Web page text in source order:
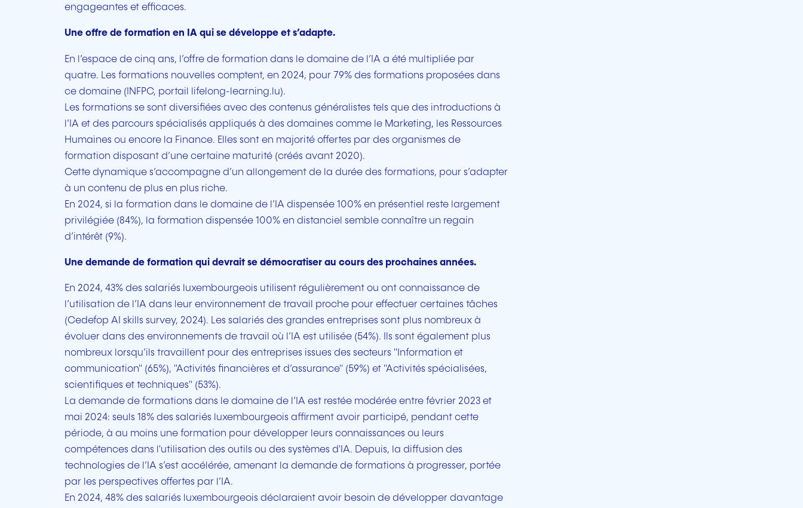
engageantes et efficaces.
Une offre de formation en IA qui se développe et s’adapte.
En l’espace de cinq ans, l’offre de formation dans le domaine de l’IA a été multipliée par
quatre. Les formations nouvelles comptent, en 2024, pour 79% des formations proposées dans
ce domaine (INFPC, portail lifelong-learning.lu).
Les formations se sont diversifiées avec des contenus généralistes tels que des introductions à
l’IA et des parcours spécialisés appliqués à des domaines comme le Marketing, les Ressources
Humaines ou encore la Finance. Elles sont en majorité offertes par des organismes de
formation disposant d’une certaine maturité (créés avant 2020).
Cette dynamique s’accompagne d’un allongement de la durée des formations, pour s’adapter
à un contenu de plus en plus riche.
En 2024, si la formation dans le domaine de l’IA dispensée 100% en présentiel reste largement
privilégiée (84%), la formation dispensée 100% en distanciel semble connaître un regain
d’intérêt (9%).
Une demande de formation qui devrait se démocratiser au cours des prochaines années.
En 2024, 43% des salariés luxembourgeois utilisent régulièrement ou ont connaissance de
l’utilisation de l’IA dans leur environnement de travail proche pour effectuer certaines tâches
(Cedefop AI skills survey, 2024). Les salariés des grandes entreprises sont plus nombreux à
évoluer dans des environnements de travail où l’IA est utilisée (54%). Ils sont également plus
nombreux lorsqu’ils travaillent pour des entreprises issues des secteurs "Information et
communication" (65%), "Activités financières et d’assurance" (59%) et "Activités spécialisées,
scientifiques et techniques" (53%).
La demande de formations dans le domaine de l’IA est restée modérée entre février 2023 et
mai 2024: seuls 18% des salariés luxembourgeois affirment avoir participé, pendant cette
période, à au moins une formation pour développer leurs connaissances ou leurs
compétences dans l'utilisation des outils ou des systèmes d'IA. Depuis, la diffusion des
technologies de l’IA s’est accélérée, amenant la demande de formations à progresser, portée
par les perspectives offertes par l’IA.
En 2024, 48% des salariés luxembourgeois déclaraient avoir besoin de développer davantage